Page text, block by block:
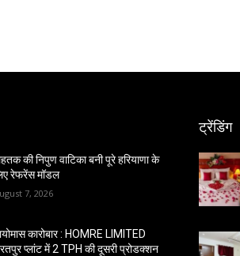
की निपुण वाटिका बनी पूरे हरियाणा के
रेफरेंस मॉडल
7, 2026
कारोबार : HOMRE LIMITED
प्लांट में 2 TPH की दूसरी प्रोडक्शन
ट्रेंडिंग